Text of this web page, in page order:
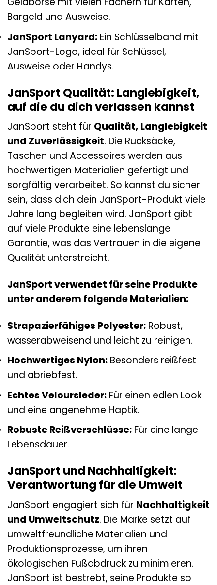
Bargeld und Ausweise.
JanSport Lanyard: Ein Schlüsselband mit
JanSport-Logo, ideal für Schlüssel,
Ausweise oder Handys.
JanSport Qualität: Langlebigkeit,
auf die du dich verlassen kannst
JanSport steht für Qualität, Langlebigkeit
und Zuverlässigkeit. Die Rucksäcke,
Taschen und Accessoires werden aus
hochwertigen Materialien gefertigt und
sorgfältig verarbeitet. So kannst du sicher
sein, dass dich dein JanSport-Produkt viele
Jahre lang begleiten wird. JanSport gibt
auf viele Produkte eine lebenslange
Garantie, was das Vertrauen in die eigene
Qualität unterstreicht.
JanSport verwendet für seine Produkte
unter anderem folgende Materialien:
Strapazierfähiges Polyester: Robust,
wasserabweisend und leicht zu reinigen.
Hochwertiges Nylon: Besonders reißfest
und abriebfest.
Echtes Veloursleder: Für einen edlen Look
und eine angenehme Haptik.
Robuste Reißverschlüsse: Für eine lange
Lebensdauer.
JanSport und Nachhaltigkeit:
Verantwortung für die Umwelt
JanSport engagiert sich für Nachhaltigkeit
und Umweltschutz. Die Marke setzt auf
umweltfreundliche Materialien und
Produktionsprozesse, um ihren
ökologischen Fußabdruck zu minimieren.
JanSport ist bestrebt, seine Produkte so